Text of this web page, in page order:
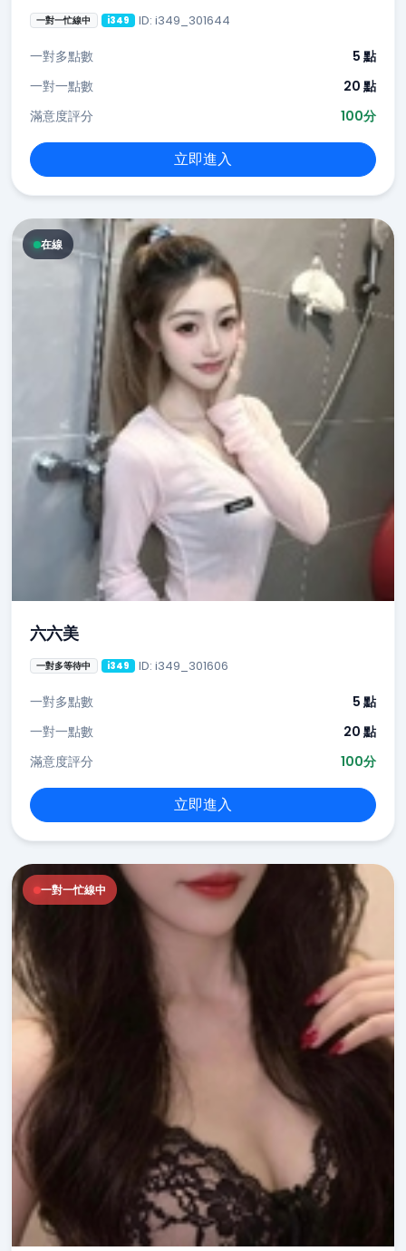
一對一忙線中 i349 ID: i349_301644
一對多點數
5 點
一對一點數
20 點
滿意度評分
100分
立即進入
在線
六六美
一對多等待中 i349 ID: i349_301606
一對多點數
5 點
一對一點數
20 點
滿意度評分
100分
立即進入
一對一忙線中